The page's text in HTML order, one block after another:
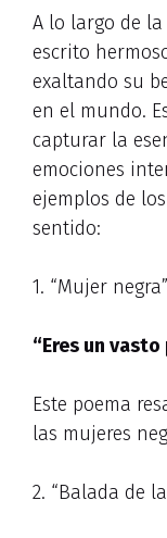
A lo largo de
escrito
exaltando su
en el mundo.
capturar la
emociones
ejemplos de
sentido:
1. “Mujer
“Eres un
Este poema
las mujeres
2. “Balada de